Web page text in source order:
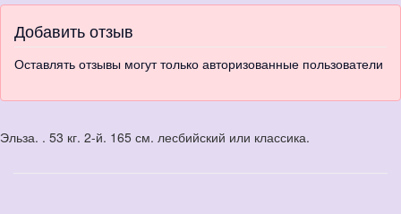
Добавить отзыв
Оставлять отзывы могут только авторизованные пользователи
Эльза. . 53 кг. 2-й. 165 см. лесбийский или классика.